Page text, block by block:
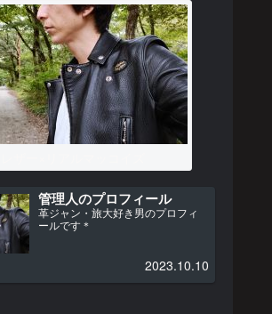
管理人のプロフィール
革ジャン・旅大好き男のプロフィ
ールです＊
2023.10.10